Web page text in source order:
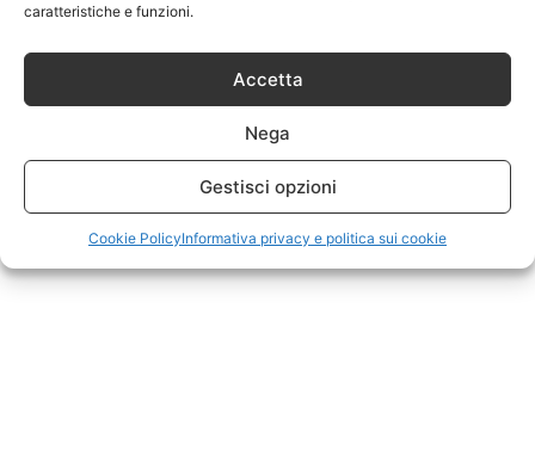
caratteristiche e funzioni.
Accetta
Nega
Gestisci opzioni
Cookie PolicyInformativa privacy e politica sui cookie